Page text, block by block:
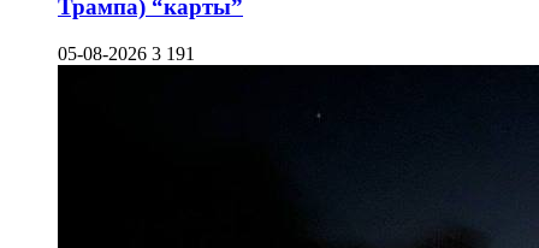
Трампа) “карты”
05-08-2026 3 191